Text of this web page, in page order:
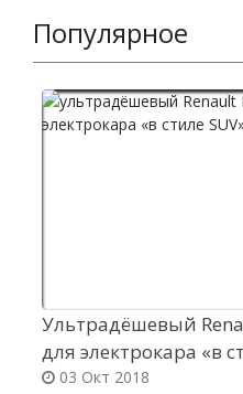
Популярное
Ультрадёшевый
для электрокара «в
03 Окт 2018